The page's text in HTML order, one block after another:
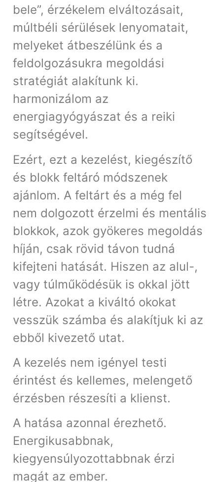
bele”, érzékelem elváltozásait,
múltbéli sérülések lenyomatait,
melyeket átbeszélünk és a
feldolgozásukra megoldási
stratégiát alakítunk ki.
harmonizálom az
energiagyógyászat és a reiki
segítségével.
Ezért, ezt a kezelést, kiegészítő
és blokk feltáró módszenek
ajánlom. A feltárt és a még fel
nem dolgozott érzelmi és mentális
blokkok, azok gyökeres megoldás
híján, csak rövid távon tudná
kifejteni hatását. Hiszen az alul-,
vagy túlműködésük is okkal jött
létre. Azokat a kiváltó okokat
vesszük számba és alakítjuk ki az
ebből kivezető utat.
A kezelés nem igényel testi
érintést és kellemes, melengető
érzésben részesíti a klienst.
A hatása azonnal érezhető.
Energikusabbnak,
kiegyensúlyozottabbnak érzi
magát az ember.